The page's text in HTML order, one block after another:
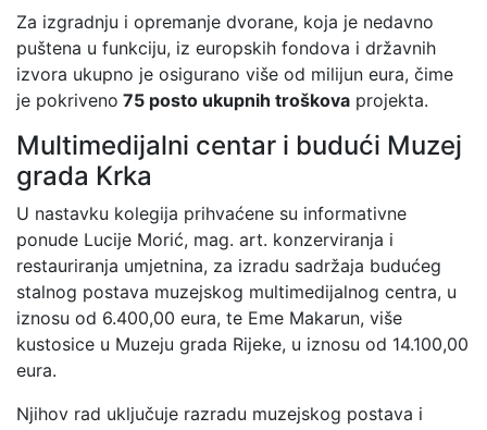
Za izgradnju i opremanje dvorane, koja je nedavno
puštena u funkciju, iz europskih fondova i državnih
izvora ukupno je osigurano više od milijun eura, čime
je pokriveno 75 posto ukupnih troškova projekta.
Multimedijalni centar i budući Muzej
grada Krka
U nastavku kolegija prihvaćene su informativne
ponude Lucije Morić, mag. art. konzerviranja i
restauriranja umjetnina, za izradu sadržaja budućeg
stalnog postava muzejskog multimedijalnog centra, u
iznosu od 6.400,00 eura, te Eme Makarun, više
kustosice u Muzeju grada Rijeke, u iznosu od 14.100,00
eura.
Njihov rad uključuje razradu muzejskog postava i